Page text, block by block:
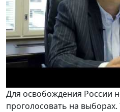
Для освобождения России
проголосовать на выборах.